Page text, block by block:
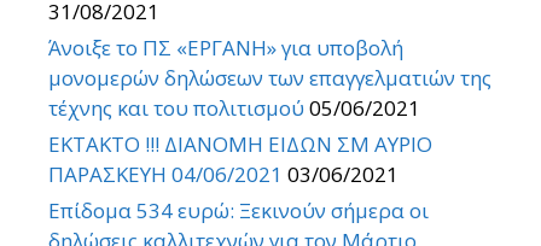
31/08/2021
Άνοιξε το ΠΣ «ΕΡΓΑΝΗ» για υποβολή
μονομερών δηλώσεων των επαγγελματιών της
τέχνης και του πολιτισμού 05/06/2021
ΕΚΤΑΚΤΟ !!! ΔΙΑΝΟΜΗ ΕΙΔΩΝ ΣΜ ΑΥΡΙΟ
ΠΑΡΑΣΚΕΥΗ 04/06/2021 03/06/2021
Επίδομα 534 ευρώ: Ξεκινούν σήμερα οι
δηλώσεις καλλιτεχνών για τον Μάρτιο